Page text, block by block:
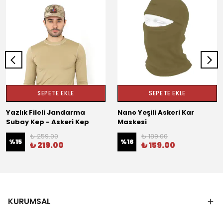
SEPETE EKLE
Yazlık Fileli Jandarma
Subay Kep - Askeri Kep
%15
₺ 259.00
₺ 219.00
SEPETE EKLE
Nano Yeşili Askeri Kar
Maskesi
%16
₺ 189.00
₺ 159.00
KURUMSAL